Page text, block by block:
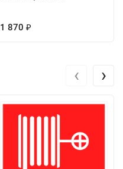
1 870 ₽
‹ ›